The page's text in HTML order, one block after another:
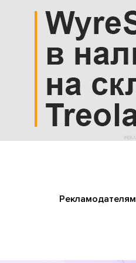
Рекламодателям